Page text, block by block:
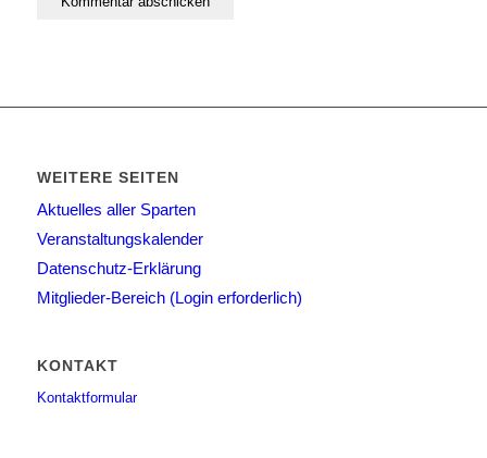
WEITERE SEITEN
Aktuelles aller Sparten
Veranstaltungskalender
Datenschutz-Erklärung
Mitglieder-Bereich (Login erforderlich)
KONTAKT
Kontaktformular